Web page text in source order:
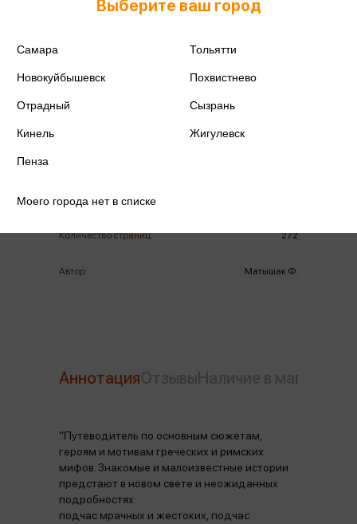
Год издания
Количество страниц 272
Автор Матышак Ф.
Аннотация
"Путеводитель по основным сюжетам,
героям и мотивам греческих и римских
мифов. Знакомые и малоизвестные истории
предстают в новом свете и неожиданных
подробностях:
подчас мрачных и жестоких, подчас
Выберите ваш город
Самара Тольятти
Новокуйбышевск Похвистнево
Отрадный Сызрань
Кинель Жигулевск
Пенза
Моего города нет в списке